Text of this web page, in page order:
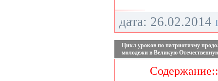
дата: 26.02.2014
Цикл уроков по патриотизму
молодежи в Великую